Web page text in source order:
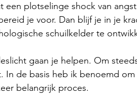
plotselinge shock van
je voor. Dan blijf je in je
schuilkelder te
gaan je helpen. Om
de basis heb ik benoemd
belangrijk proces.